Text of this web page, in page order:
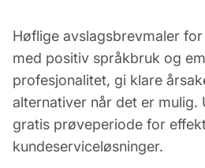
Høflige avslagsbrevmaler
med positiv språkbruk og
profesjonalitet, gi klare
alternativer når det er mulig.
gratis prøveperiode for
kundeserviceløsninger.